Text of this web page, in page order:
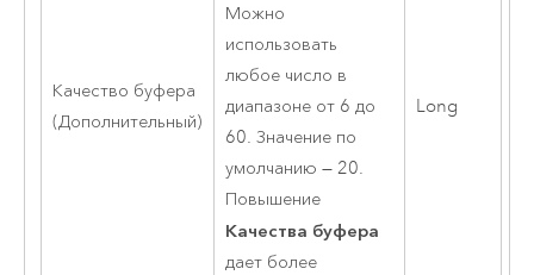
Качество буфера
(Дополнительный)
Можно
использовать
любое число в
диапазоне от 6 до
60. Значение по
умолчанию ― 20.
Повышение
Качества буфера
дает более
Long